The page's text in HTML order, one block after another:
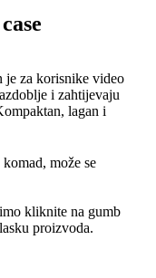
je za korisnike video
i zahtijevaju
lagan i
može se
kliknite na gumb
proizvoda.